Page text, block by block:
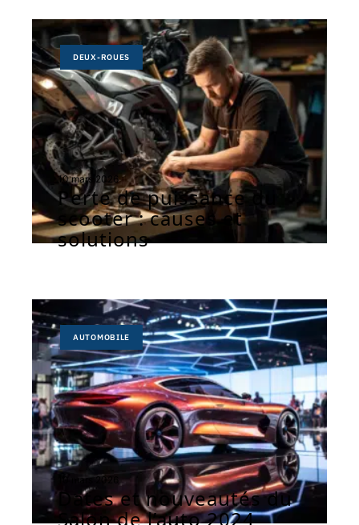
DEUX-ROUES
10 mars 2026
Perte de puissance du
scooter : causes et
solutions
AUTOMOBILE
10 mars 2026
Dates et nouveautés du
Salon de l’auto 2024